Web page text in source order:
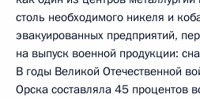
столь необходимого никеля и
эвакуированных предприятий,
на выпуск военной продукции:
В годы Великой Отечественной
Орска составляла 45 процентов